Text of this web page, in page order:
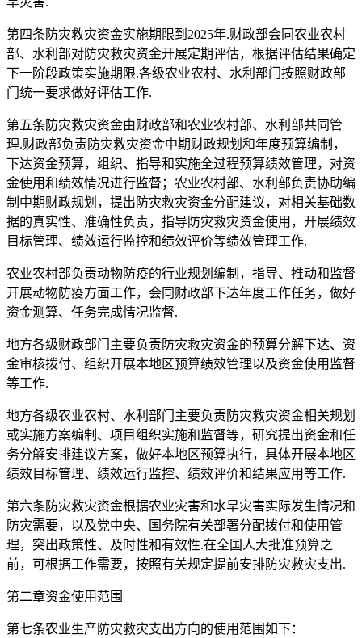
第四条防灾救灾资金实施期限到2025年.财政部会同农业农村
部、水利部对防灾救灾资金开展定期评估，根据评估结果确定
下一阶段政策实施期限.各级农业农村、水利部门按照财政部
门统一要求做好评估工作.
第五条防灾救灾资金由财政部和农业农村部、水利部共同管
理.财政部负责防灾救灾资金中期财政规划和年度预算编制，
下达资金预算，组织、指导和实施全过程预算绩效管理，对资
金使用和绩效情况进行监督；农业农村部、水利部负责协助编
制中期财政规划，提出防灾救灾资金分配建议，对相关基础数
据的真实性、准确性负责，指导防灾救灾资金使用，开展绩效
目标管理、绩效运行监控和绩效评价等绩效管理工作.
农业农村部负责动物防疫的行业规划编制，指导、推动和监督
开展动物防疫方面工作，会同财政部下达年度工作任务，做好
资金测算、任务完成情况监督.
地方各级财政部门主要负责防灾救灾资金的预算分解下达、资
金审核拨付、组织开展本地区预算绩效管理以及资金使用监督
等工作.
地方各级农业农村、水利部门主要负责防灾救灾资金相关规划
或实施方案编制、项目组织实施和监督等，研究提出资金和任
务分解安排建议方案，做好本地区预算执行，具体开展本地区
绩效目标管理、绩效运行监控、绩效评价和结果应用等工作.
第六条防灾救灾资金根据农业灾害和水旱灾害实际发生情况和
防灾需要，以及党中央、国务院有关部署分配拨付和使用管
理，突出政策性、及时性和有效性.在全国人大批准预算之
前，可根据工作需要，按照有关规定提前安排防灾救灾支出.
第二章资金使用范围
第七条农业生产防灾救灾支出方向的使用范围如下：